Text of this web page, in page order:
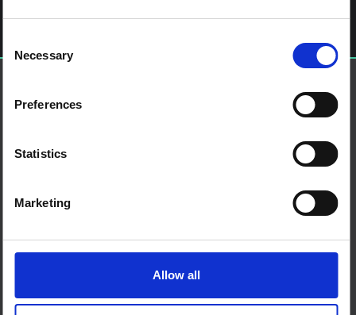
Selection
Necessary
Preferences
Statistics
Marketing
Allow all
يجب أنت تكونمسجل الدخوللتضيف تعليقاً.
حول إس إس إتش إيه بي
منصة العلوم الاجتماعية في العمل الإنساني هي شراكة تستضيفهاIDS
من نحن
اتصل بنا
الأحكام والشروط
اتصل بنا
بلو سكاي
صفحة لينكدان
الشركاء